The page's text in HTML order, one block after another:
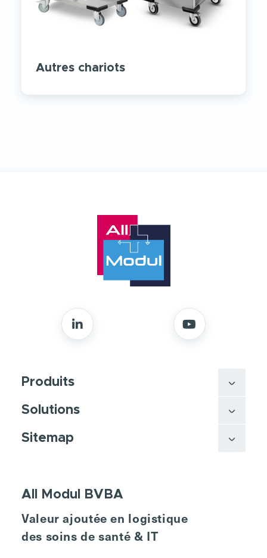
Autres chariots
Produits
Solutions
Sitemap
All Modul BVBA
Valeur ajoutée en logistique
des soins de santé & IT